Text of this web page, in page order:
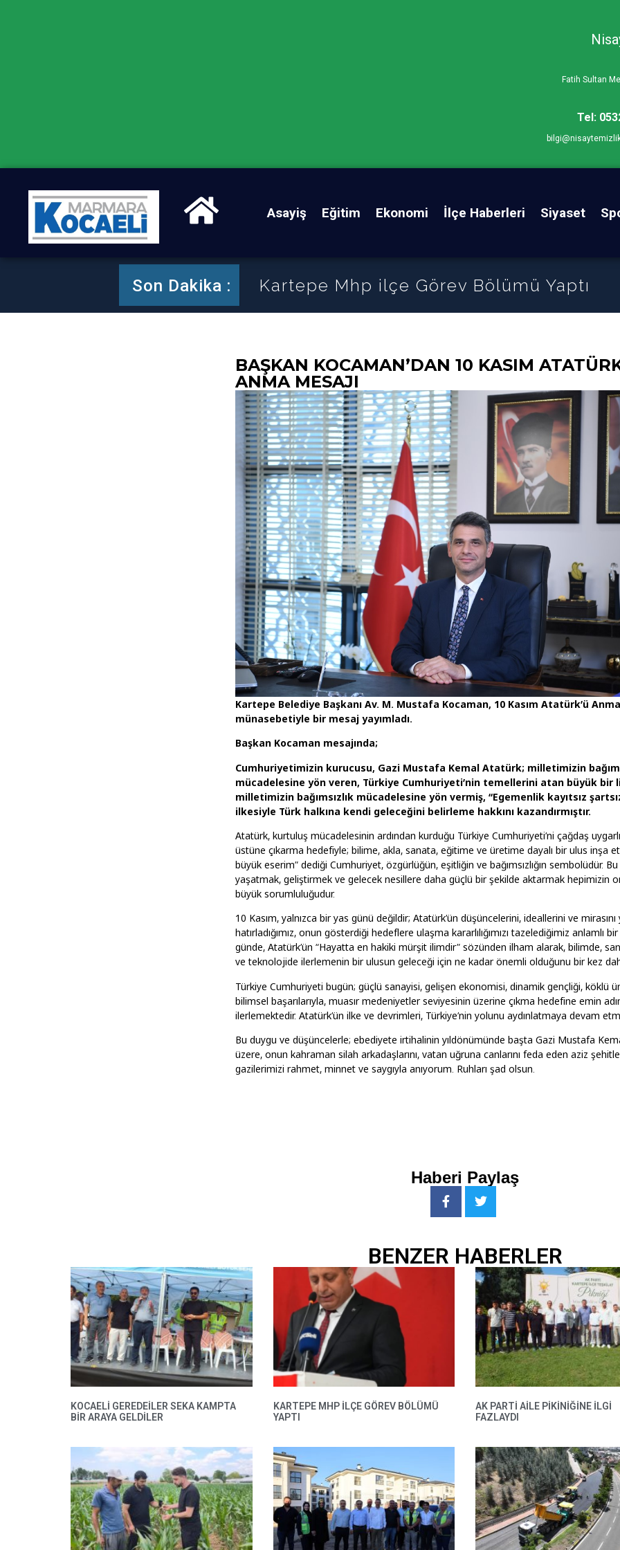
Fatih Sultan
Tel:
Asayiş Eğitim Ekonomi İlçe Haberleri Siyaset
Kartepe Mhp ilçe Görev Bölümü Yaptı
Son Dakika :
BAŞKAN KOCAMAN’DAN 10 KASIM
ANMA MESAJI
Kartepe Belediye Başkanı Av. M. Mustafa Kocaman, 10 Kasım Atatürk’ü
münasebetiyle bir mesaj yayımladı.
Başkan Kocaman mesajında;
Cumhuriyetimizin kurucusu, Gazi Mustafa Kemal Atatürk; milletimizin
mücadelesine yön veren, Türkiye Cumhuriyeti’nin temellerini atan büyük bir
milletimizin bağımsızlık mücadelesine yön vermiş, “Egemenlik kayıtsız
ilkesiyle Türk halkına kendi geleceğini belirleme hakkını kazandırmıştır.
Atatürk, kurtuluş mücadelesinin ardından kurduğu Türkiye Cumhuriyeti’ni çağdaş
üstüne çıkarma hedefiyle; bilime, akla, sanata, eğitime ve üretime dayalı bir ulus inşa
büyük eserim” dediği Cumhuriyet, özgürlüğün, eşitliğin ve bağımsızlığın sembolüdür.
yaşatmak, geliştirmek ve gelecek nesillere daha güçlü bir şekilde aktarmak hepimizin
büyük sorumluluğudur.
10 Kasım, yalnızca bir yas günü değildir; Atatürk’ün düşüncelerini, ideallerini ve mirasını
hatırladığımız, onun gösterdiği hedeflere ulaşma kararlılığımızı tazelediğimiz anlamlı
günde, Atatürk’ün “Hayatta en hakiki mürşit ilimdir” sözünden ilham alarak, bilimde,
ve teknolojide ilerlemenin bir ulusun geleceği için ne kadar önemli olduğunu bir kez
Türkiye Cumhuriyeti bugün; güçlü sanayisi, gelişen ekonomisi, dinamik gençliği, köklü
bilimsel başarılarıyla, muasır medeniyetler seviyesinin üzerine çıkma hedefine emin
ilerlemektedir. Atatürk’ün ilke ve devrimleri, Türkiye’nin yolunu aydınlatmaya devam
Bu duygu ve düşüncelerle; ebediyete irtihalinin yıldönümünde başta Gazi Mustafa
üzere, onun kahraman silah arkadaşlarını, vatan uğruna canlarını feda eden aziz
gazilerimizi rahmet, minnet ve saygıyla anıyorum. Ruhları şad olsun.
Haberi Paylaş
BENZER HABERLER
KOCAELİ GEREDEİLER SEKA KAMPTA
BİR ARAYA GELDİLER
KARTEPE MHP ILÇE GÖREV BÖLÜMÜ
YAPTI
AK PARTI AILE PIKINIĞINE İLGI
FAZLAYDI